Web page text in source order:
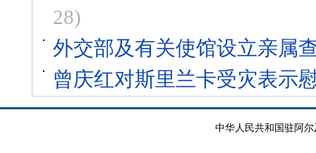
28)
外交部及有关使馆设立亲属
曾庆红对斯里兰卡受灾表示
中华人民共和国驻阿